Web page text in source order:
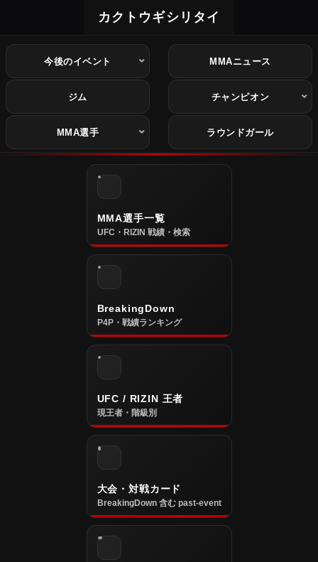
カクトウギシリタイ
今後のイベント MMAニュース
ジム チャンピオン
MMA選手 ラウンドガール
MMA選手一覧
UFC・RIZIN 戦績・検索
BreakingDown
P4P・戦績ランキング
UFC / RIZIN 王者
現王者・階級別
大会・対戦カード
BreakingDown 含む past-event